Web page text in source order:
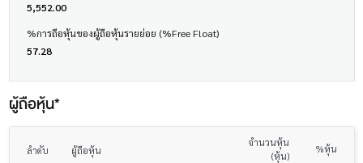
5,552.00
%การถือหุ้นของผู้ถือหุ้นรายย่อย (%Free Float)
57.28
ผู้ถือหุ้น*
ลำดับ ผู้ถือหุ้น
จำนวนหุ้น
(หุ้น)
%หุ้น